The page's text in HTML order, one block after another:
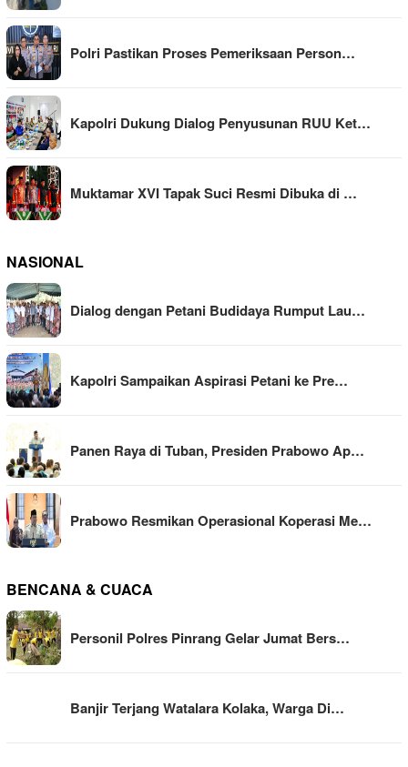
Polri Pastikan Proses Pemeriksaan Person…
Kapolri Dukung Dialog Penyusunan RUU Ket…
Muktamar XVI Tapak Suci Resmi Dibuka di …
NASIONAL
Dialog dengan Petani Budidaya Rumput Lau…
Kapolri Sampaikan Aspirasi Petani ke Pre…
Panen Raya di Tuban, Presiden Prabowo Ap…
Prabowo Resmikan Operasional Koperasi Me…
BENCANA & CUACA
Personil Polres Pinrang Gelar Jumat Bers…
Banjir Terjang Watalara Kolaka, Warga Di…